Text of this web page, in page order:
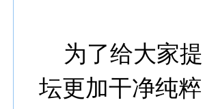
为了给大家提
坛更加干净纯